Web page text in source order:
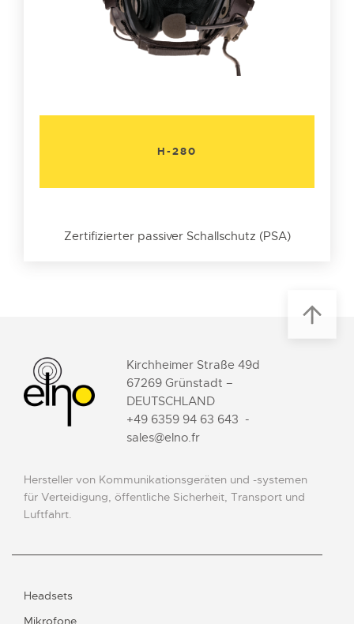
H-280
Zertifizierter passiver Schallschutz (PSA)
Kirchheimer Straße 49d
67269 Grünstadt –
DEUTSCHLAND
+49 6359 94 63 643 -
sales@elno.fr
Hersteller von Kommunikationsgeräten und -systemen
für Verteidigung, öffentliche Sicherheit, Transport und
Luftfahrt.
Headsets
Mikrofone